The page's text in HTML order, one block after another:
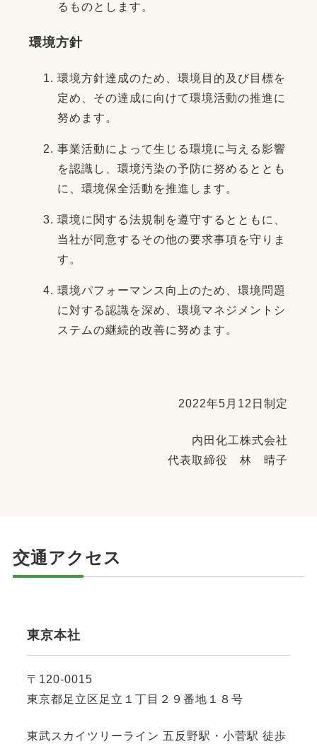
るものとします。
環境方針
環境方針達成のため、環境目的及び目標を
定め、その達成に向けて環境活動の推進に
努めます。
事業活動によって生じる環境に与える影響
を認識し、環境汚染の予防に努めるととも
に、環境保全活動を推進します。
環境に関する法規制を遵守するとともに、
当社が同意するその他の要求事項を守りま
す。
環境パフォーマンス向上のため、環境問題
に対する認識を深め、環境マネジメントシ
ステムの継続的改善に努めます。
2022年5月12日制定
内田化工株式会社
代表取締役 林 晴子
交通アクセス
東京本社
〒120-0015
東京都足立区足立１丁目２９番地１８号
東武スカイツリーライン 五反野駅・小菅駅 徒歩